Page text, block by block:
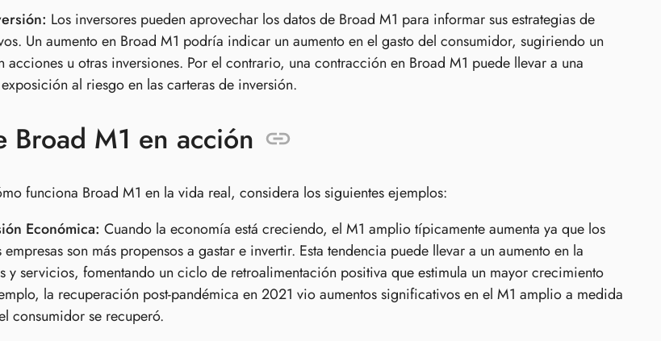
Los inversores pueden aprovechar los datos de Broad M1 para informar sus estrategias de
Un aumento en Broad M1 podría indicar un aumento en el gasto del consumidor, sugiriendo un
acciones u otras inversiones. Por el contrario, una contracción en Broad M1 puede llevar a una
al riesgo en las carteras de inversión.
Broad M1 en acción
funciona Broad M1 en la vida real, considera los siguientes ejemplos:
Económica: Cuando la economía está creciendo, el M1 amplio típicamente aumenta ya que los
son más propensos a gastar e invertir. Esta tendencia puede llevar a un aumento en la
y servicios, fomentando un ciclo de retroalimentación positiva que estimula un mayor crecimiento
la recuperación post-pandémica en 2021 vio aumentos significativos en el M1 amplio a medida
consumidor se recuperó.